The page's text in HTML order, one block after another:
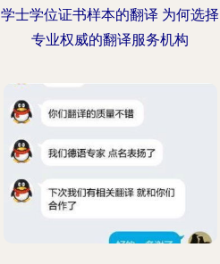
学士学位证书样本的翻译 为何选择
专业权威的翻译服务机构